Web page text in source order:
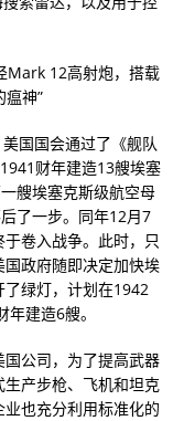
Mark 12高射炮，搭载
瘟神”
国国会通过了《舰队
财年建造13艘埃塞
艘埃塞克斯级航空母
了一步。同年12月7
卷入战争。此时，只
政府随即决定加快埃
绿灯，计划在1942
建造6艘。
公司，为了提高武器
产步枪、飞机和坦克
也充分利用标准化的